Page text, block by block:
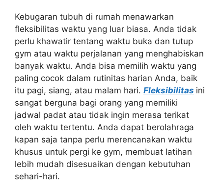
Kebugaran tubuh di rumah menawarkan
fleksibilitas waktu yang luar biasa. Anda tidak
perlu khawatir tentang waktu buka dan tutup
gym atau waktu perjalanan yang menghabiskan
banyak waktu. Anda bisa memilih waktu yang
paling cocok dalam rutinitas harian Anda, baik
itu pagi, siang, atau malam hari. Fleksibilitas ini
sangat berguna bagi orang yang memiliki
jadwal padat atau tidak ingin merasa terikat
oleh waktu tertentu. Anda dapat berolahraga
kapan saja tanpa perlu merencanakan waktu
khusus untuk pergi ke gym, membuat latihan
lebih mudah disesuaikan dengan kebutuhan
sehari-hari.